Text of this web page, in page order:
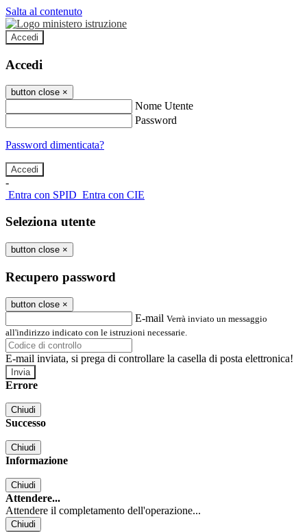
Salta al contenuto
Accedi
Accedi
button close ×
Nome Utente
Password
Password dimenticata?
-
Entra con SPID Entra con CIE
Seleziona utente
button close ×
Recupero password
button close ×
E-mail Verrà inviato un messaggio
all'indirizzo indicato con le istruzioni necessarie.
E-mail inviata, si prega di controllare la casella di posta elettronica!
Errore
Chiudi
Successo
Chiudi
Informazione
Chiudi
Attendere...
Attendere il completamento dell'operazione...
Chiudi